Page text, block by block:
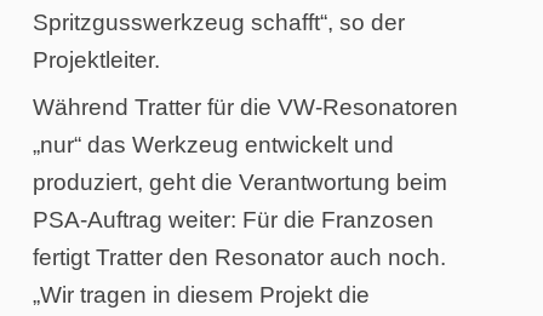
Spritzgusswerkzeug schafft“, so der
Projektleiter.
Während Tratter für die VW-Resonatoren
„nur“ das Werkzeug entwickelt und
produziert, geht die Verantwortung beim
PSA-Auftrag weiter: Für die Franzosen
fertigt Tratter den Resonator auch noch.
„Wir tragen in diesem Projekt die